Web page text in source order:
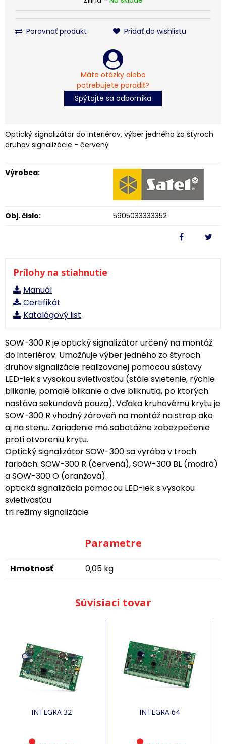
Porovnať produkt Pridať do wishlistu
Máte otázky alebo
potrebujete poradiť?
Spýtajte sa odborníka
Optický signalizátor do interiérov, výber jedného zo štyroch
druhov signalizácie - červený
Výrobca:
Obj. čislo: 5905033333352
Prílohy na stiahnutie
Manuál
Certifikát
Katalógový list
SOW-300 R je optický signalizátor určený na montáž
do interiérov. Umožňuje výber jedného zo štyroch
druhov signalizácie realizovanej pomocou sústavy
LED-iek s vysokou svietivosťou (stále svietenie, rýchle
blikanie, pomalé blikanie a dve bliknutia, po ktorých
nastáva sekundová pauza). Vďaka kruhovému krytu je
SOW-300 R vhodný zároveň na montáž na strop ako
aj na stenu. Zariadenie má sabotážne zabezpečenie
proti otvoreniu krytu.
Optický signalizátor SOW-300 sa vyrába v troch
farbách: SOW-300 R (červená), SOW-300 BL (modrá)
a SOW-300 O (oranžová).
optická signalizácia pomocou LED-iek s vysokou
svietivosťou
tri režimy signalizácie
Parametre
Hmotnosť 0,05 kg
Súvisiaci tovar
INTEGRA 32 INTEGRA 64